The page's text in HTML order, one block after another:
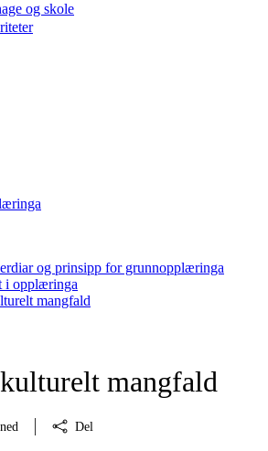
og skole
og prinsipp for grunnopplæringa
i opplæringa
mangfald
mangfald
Del